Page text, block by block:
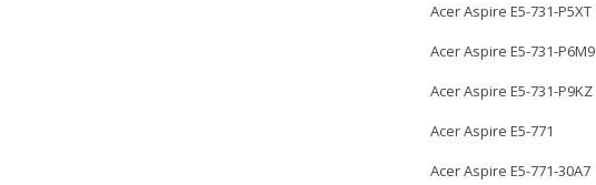
Acer Aspire E5-731-P5XT
Acer Aspire E5-731-P6M9
Acer Aspire E5-731-P9KZ
Acer Aspire E5-771
Acer Aspire E5-771-30A7